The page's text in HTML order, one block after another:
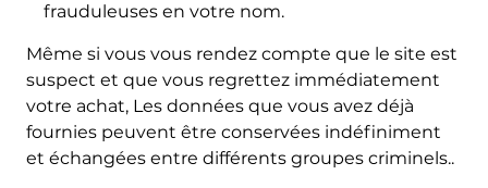
frauduleuses en votre nom.
Même si vous vous rendez compte que le site est
suspect et que vous regrettez immédiatement
votre achat, Les données que vous avez déjà
fournies peuvent être conservées indéfiniment
et échangées entre différents groupes criminels..